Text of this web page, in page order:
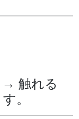
→ 触れる
。